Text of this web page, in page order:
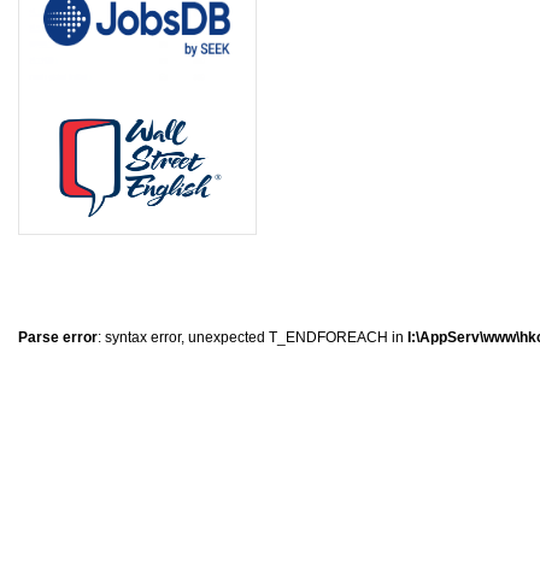
Parse error: syntax error, unexpected T_ENDFOREACH in